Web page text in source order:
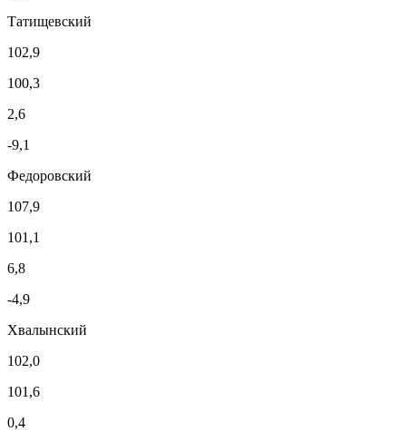
Татищевский
102,9
100,3
2,6
-9,1
Федоровский
107,9
101,1
6,8
-4,9
Хвалынский
102,0
101,6
0,4